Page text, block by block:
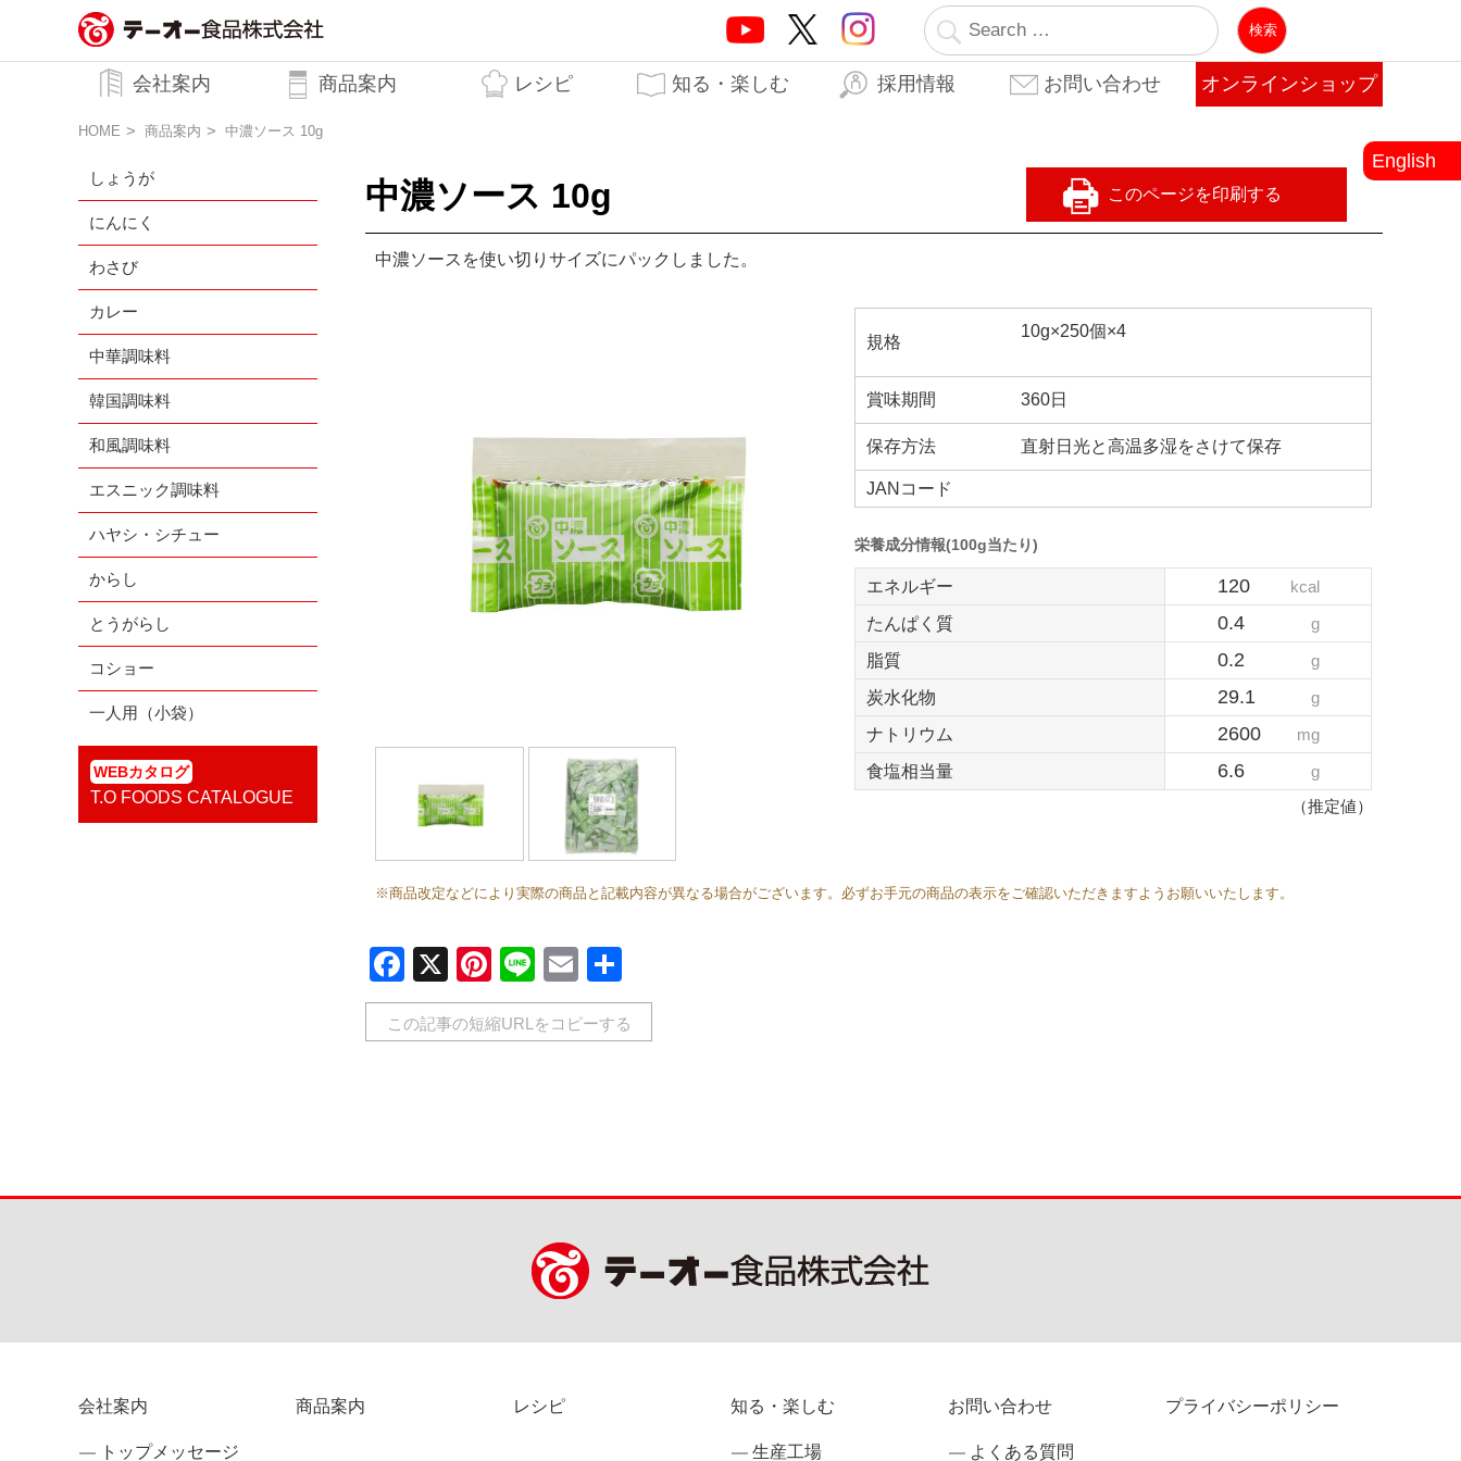
業
務用調味料・香辛料メーカーのテーオ
ー食品株式会社
会社案内 商品案内 レシピ 知る・楽しむ 採用情報 お問い合わせ オンラインショップ
English
HOME 商品案内 中濃ソース 10g
しょうが
にんにく
わさび
カレー
中華調味料
韓国調味料
和風調味料
エスニック調味料
ハヤシ・シチュー
からし
とうがらし
コショー
一人用（小袋）
WEBカタログ
T.O FOODS CATALOGUE
中濃ソース 10g
中濃ソースを使い切りサイズにパックしました。
規格
10g×250個×4
賞味期間 360日
保存方法 直射日光と高温多湿をさけて保存
JANコード
栄養成分情報(100g当たり)
エネルギー 120
kcal
たんぱく質
0.4
g
脂質
0.2
g
炭水化物
29.1
g
ナトリウム
2600
mg
食塩相当量
6.6
g
（推定値）
※商品改定などにより実際の商品と記載内容が異なる場合がございます。必ずお手元の商品の表示をご確認いただきますようお願いいたします。
Facebook
X Pinterest
LineEmail
有
この記事の短縮URLをコピーする
会社案内
トップメッセージ
商品案内 レシピ 知る・楽しむ
生産工場
お問い合わせ
よくある質問
プライバシーポリシー